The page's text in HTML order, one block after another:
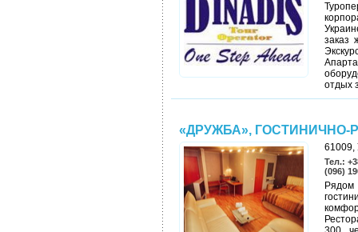
заказ
отдых
«ДРУЖБА»,
61009,
Тел.:
(096)